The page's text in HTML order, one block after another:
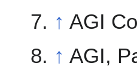
↑ AGI
↑ AGI,